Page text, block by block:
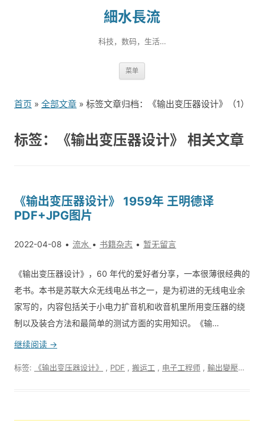
細水長流
科技，数码，生活…
菜单
首页 » 全部文章 » 标签文章归档：《输出变压器设计》（1）
标签：《输出变压器设计》 相关文章
《输出变压器设计》 1959年 王明德译
PDF+JPG图片
2022-04-08 流水 书籍杂志 暂无留言
《输出变压器设计》，60 年代的爱好者分享，一本很薄很经典的
老书。本书是苏联大众无线电丛书之一，是为初进的无线电业余
家写的，内容包括关于小电力扩音机和收音机里所用变压器的绕
制以及装合方法和最简单的测试方面的实用知识。《输…
继续阅读 →
标签: 《输出变压器设计》 PDF 搬运工 电子工程师 輸出變壓器設計